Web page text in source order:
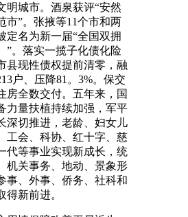
明城市。酒泉获评“安然
市”。张掖等11个市和两
定名为新一届“全国双拥
”。落实一揽子化债化险
县现性债权提前清零，融
户、压降81。3%。保交
房全数交付。五年来，国
力量扶植持续加强，军平
深切推进，老龄、妇女儿
工会、科协、红十字、慈
代等事业实现新成长，统
机关事务、地动、景象形
事、外事、侨务、社科和
得新前进。